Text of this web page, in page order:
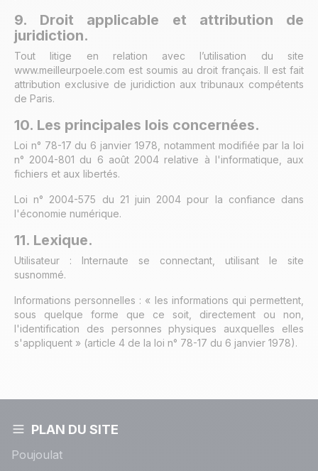
9. Droit applicable et attribution de
juridiction.
Tout litige en relation avec l’utilisation du site
www.meilleurpoele.com est soumis au droit français. Il est fait
attribution exclusive de juridiction aux tribunaux compétents
de Paris.
10. Les principales lois concernées.
Loi n° 78-17 du 6 janvier 1978, notamment modifiée par la loi
n° 2004-801 du 6 août 2004 relative à l'informatique, aux
fichiers et aux libertés.
Loi n° 2004-575 du 21 juin 2004 pour la confiance dans
l'économie numérique.
11. Lexique.
Utilisateur : Internaute se connectant, utilisant le site
susnommé.
Informations personnelles : « les informations qui permettent,
sous quelque forme que ce soit, directement ou non,
l'identification des personnes physiques auxquelles elles
s'appliquent » (article 4 de la loi n° 78-17 du 6 janvier 1978).
PLAN DU SITE
Poujoulat